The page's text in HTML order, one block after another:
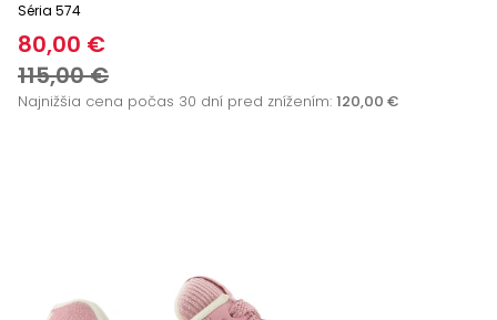
Séria 574
80,00 €
115,00 €
Najnižšia cena počas 30 dní pred znížením: 120,00 €